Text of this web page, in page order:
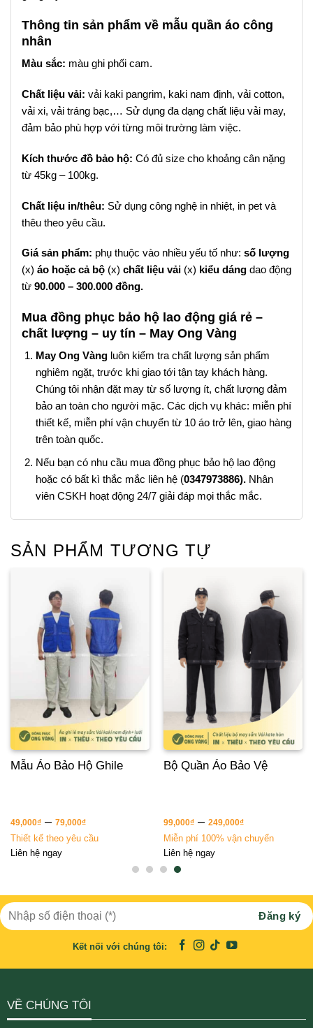
Thông tin sản phẩm về mẫu quần áo công
nhân
Màu sắc: màu ghi phối cam.
Chất liệu vải: vải kaki pangrim, kaki nam định, vải cotton,
vải xi, vải tráng bạc,… Sử dụng đa dạng chất liệu vải may,
đảm bảo phù hợp với từng môi trường làm việc.
Kích thước đồ bảo hộ: Có đủ size cho khoảng cân nặng
từ 45kg – 100kg.
Chất liệu in/thêu: Sử dụng công nghệ in nhiệt, in pet và
thêu theo yêu cầu.
Giá sản phẩm: phụ thuộc vào nhiều yếu tố như: số lượng
(x) áo hoặc cả bộ (x) chất liệu vải (x) kiểu dáng dao động
từ 90.000 – 300.000 đồng.
Mua đồng phục bảo hộ lao động giá rẻ –
chất lượng – uy tín – May Ong Vàng
May Ong Vàngluôn kiểm tra chất lượng sản phẩm
nghiêm ngặt, trước khi giao tới tận tay khách hàng.
Chúng tôi nhận đặt may từ số lượng ít, chất lượng đảm
bảo an toàn cho người mặc. Các dịch vụ khác: miễn phí
thiết kế, miễn phí vận chuyển từ 10 áo trở lên, giao hàng
trên toàn quốc.
Nếu bạn có nhu cầu mua đồng phục bảo hộ lao động
hoặc có bất kì thắc mắc liên hệ (0347973886). Nhân
viên CSKH hoạt động 24/7 giải đáp mọi thắc mắc.
SẢN PHẨM TƯƠNG TỰ
Bộ Quần Áo Bảo Vệ
99,000₫– 249,000₫
Miễn phí 100% vận chuyển
Liên hệ ngay
Mẫu Áo Bảo Hộ Ghile
49,000₫– 79,000₫
Thiết kế theo yêu cầu
Liên hệ ngay
Kết nối với chúng tôi:
VỀ CHÚNG TÔI